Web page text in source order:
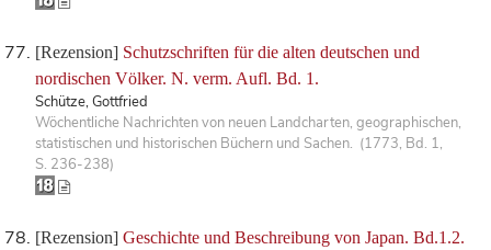
[Rezension] Schutzschriften für die alten deutschen und
nordischen Völker. N. verm. Aufl. Bd. 1.
Schütze, Gottfried
Wöchentliche Nachrichten von neuen Landcharten, geographischen,
statistischen und historischen Büchern und Sachen. (1773, Bd. 1,
S. 236-238)
[Rezension] Geschichte und Beschreibung von Japan. Bd.1.2.